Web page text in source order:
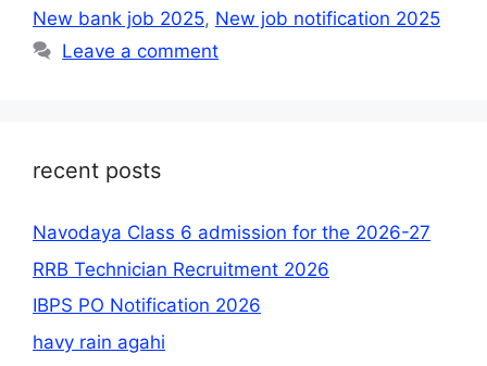
New bank job 2025, New job notification 2025
Leave a comment
recent posts
Navodaya Class 6 admission for the 2026-27
RRB Technician Recruitment 2026
IBPS PO Notification 2026
havy rain agahi